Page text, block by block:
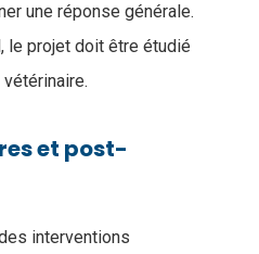
une réponse générale.
le projet doit être étudié
et post-
interventions